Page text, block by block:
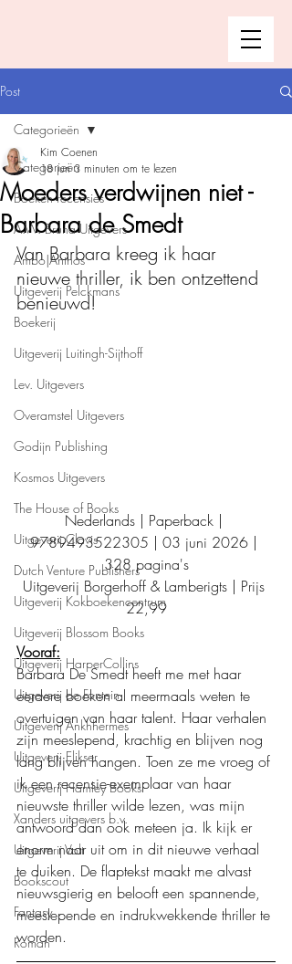
Post
Categorieën
Boeken recensies
A.W. Bruna Uitgevers
Ambo|Anthos
Uitgeverij Pelckmans
Boekerij
Uitgeverij Luitingh-Sijthoff
Lev. Uitgevers
Overamstel Uitgevers
Godijn Publishing
Kosmos Uitgevers
The House of Books
Uitgeverij Clavis
Dutch Venture Publishers
Uitgeverij Kokboekencentrum
Uitgeverij Blossom Books
Uitgeverij HarperCollins
Uitgeverij de Fontein
Uitgeverij Ankhhermes
Uitgeverij Elikser
Uitgeverij Hamley Books
Xanders uitgevers b.v.
Uitgeverij Volt
Bookscout
Fantasy
Roman
Categorieën
Moeders verdwijnen niet -
Barbara de Smedt
Kim Coenen
18 jun 3 minuten om te lezen
Van Barbara kreeg ik haar
nieuwe thriller, ik ben ontzettend
benieuwd!
Nederlands | Paperback |
9789493522305 | 03 juni 2026 |
328 pagina's
Uitgeverij Borgerhoff & Lamberigts | Prijs
22,99
Vooraf:
Barbara De Smedt heeft me met haar
eerdere boeken al meermaals weten te
overtuigen van haar talent. Haar verhalen
zijn meeslepend, krachtig en blijven nog
lang blijven hangen. Toen ze me vroeg of
ik een recensie-exemplaar van haar
nieuwste thriller wilde lezen, was mijn
antwoord dan ook meteen ja. Ik kijk er
enorm naar uit om in dit nieuwe verhaal
te duiken. De flaptekst maakt me alvast
nieuwsgierig en belooft een spannende,
meeslepende en indrukwekkende thriller te
worden.